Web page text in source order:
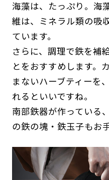
海藻は、たっぷり。海
維は、ミネラル類の吸
ています。
さらに、調理で鉄を補
とをおすすめします。
まないハーブティーを
れるといいですね。
南部鉄器が作っている
の鉄の塊・鉄玉子もお